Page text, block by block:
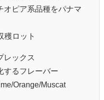
オピア系品種をパナマ
穫ロット
レックス
するフレーバー
Orange/Muscat